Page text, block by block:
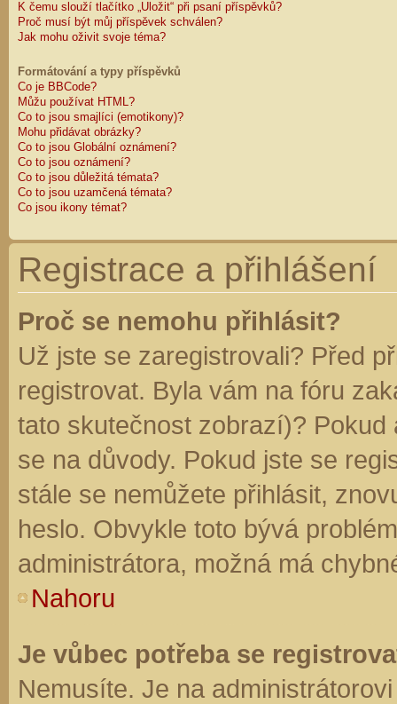
K čemu slouží tlačítko „Uložit“ při psaní příspěvků?
Proč musí být můj příspěvek schválen?
Jak mohu oživit svoje téma?
Formátování a typy příspěvků
Co je BBCode?
Můžu používat HTML?
Co to jsou smajlíci (emotikony)?
Mohu přidávat obrázky?
Co to jsou Globální oznámení?
Co to jsou oznámení?
Co to jsou důležitá témata?
Co to jsou uzamčená témata?
Co jsou ikony témat?
Registrace a přihlášení
Proč se nemohu přihlásit?
Už jste se zaregistrovali? Před
registrovat. Byla vám na fóru
tato skutečnost zobrazí)?
se na důvody. Pokud jste se
stále se nemůžete přihlásit,
heslo. Obvykle toto bývá
administrátora, možná má
Nahoru
Je vůbec potřeba se
Nemusíte. Je na